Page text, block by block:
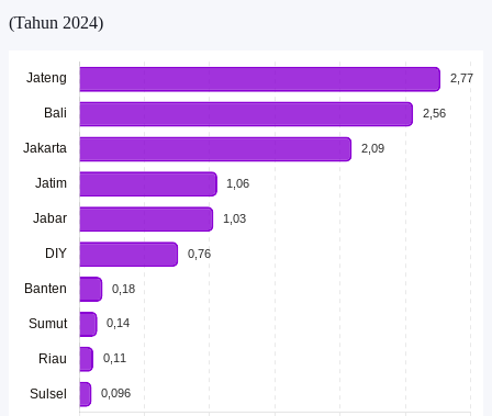
(Tahun 2024)